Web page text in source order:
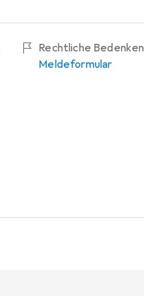
Rechtliche Bedenken
Meldeformular